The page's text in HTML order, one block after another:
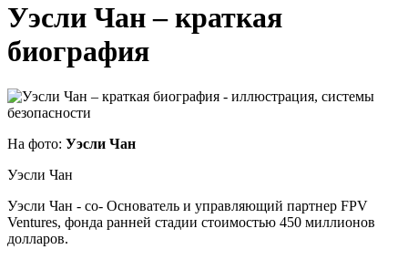
Уэсли Чан – краткая
биография
На фото: Уэсли Чан
Уэсли Чан
Уэсли Чан - со- Основатель и управляющий партнер FPV
Ventures, фонда ранней стадии стоимостью 450 миллионов
долларов.